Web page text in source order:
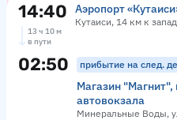
14:40 Аэропорт
Кутаиси, 14 км к
13 ч 10 м
в пути
02:50 прибытие на след.
Магазин "Магнит",
автовокзала
Минеральные Воды,